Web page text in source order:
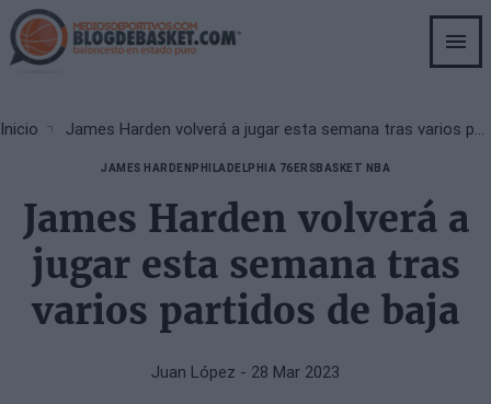
Skip
to
main
Breadcrumb
Inicio James Harden volverá a jugar esta semana tras varios partidos de baja
JAMES HARDEN PHILADELPHIA 76ERSBASKET NBA
James Harden volverá a
jugar esta semana tras
varios partidos de baja
Juan López - 28 Mar 2023